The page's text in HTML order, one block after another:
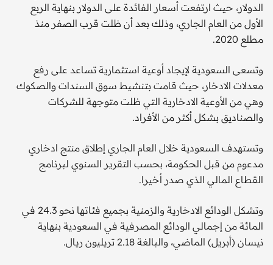
الدولار، حيث ارتفعت أسعار الفائدة على الدولار بنهاية الربع
الأول من العام الجاري، وذلك بعد أن ظلت قرب الصفر منذ
مطلع 2020.
وتسعى السعودية لإيجاد أوعية استثمارية تساعد على رفع
معدلات الادخار، حيث قامت بتنشيط سوق السندات والصكوك
وهي من الأوعية الادخارية التي ظلت متوجهة للشركات
والصناديق بشكل أكثر من الأفراد.
وتستهدف السعودية خلال العام الجاري إطلاق منتج ادخاري
مدعوم من قبل الحكومة، بحسب التقرير السنوي لبرنامج
القطاع المالي الذي صدر أخيرا.
وتشكل الودائع الادخارية والزمنية بجميع فئاتها نحو 24.3 في
المائة من إجمالي الودائع المصرفية في السعودية بنهاية
نيسان (أبريل) الماضي، والبالغة 2.18 تريليون ريال.